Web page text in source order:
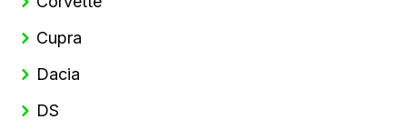
Cupra
Dacia
DS